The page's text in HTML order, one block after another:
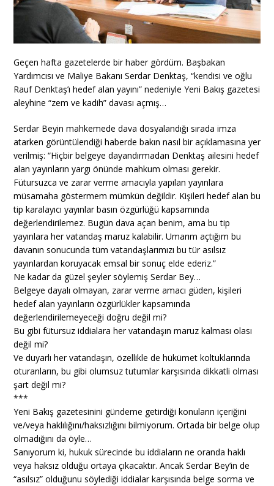
Geçen hafta gazetelerde bir haber gördüm. Başbakan
Yardımcısı ve Maliye Bakanı Serdar Denktaş, “kendisi ve oğlu
Rauf Denktaş’ı hedef alan yayını” nedeniyle Yeni Bakış gazetesi
aleyhine “zem ve kadih” davası açmış…
Serdar Beyin mahkemede dava dosyalandığı sırada imza
atarken görüntülendiği haberde bakın nasıl bir açıklamasına yer
verilmiş: “Hiçbir belgeye dayandırmadan Denktaş ailesini hedef
alan yayınların yargı önünde mahkum olması gerekir.
Fütursuzca ve zarar verme amacıyla yapılan yayınlara
müsamaha göstermem mümkün değildir. Kişileri hedef alan bu
tip karalayıcı yayınlar basın özgürlüğü kapsamında
değerlendirilemez. Bugün dava açan benim, ama bu tip
yayınlara her vatandaş maruz kalabilir. Umarım açtığım bu
davanın sonucunda tüm vatandaşlarımızı bu tür asılsız
yayınlardan koruyacak emsal bir sonuç elde ederiz.”
Ne kadar da güzel şeyler söylemiş Serdar Bey…
Belgeye dayalı olmayan, zarar verme amacı güden, kişileri
hedef alan yayınların özgürlükler kapsamında
değerlendirilemeyeceği doğru değil mi?
Bu gibi fütursuz iddialara her vatandaşın maruz kalması olası
değil mi?
Ve duyarlı her vatandaşın, özellikle de hükümet koltuklarında
oturanların, bu gibi olumsuz tutumlar karşısında dikkatli olması
şart değil mi?
***
Yeni Bakış gazetesinini gündeme getirdiği konuların içeriğini
ve/veya haklılığını/haksızlığını bilmiyorum. Ortada bir belge olup
olmadığını da öyle…
Sanıyorum ki, hukuk sürecinde bu iddiaların ne oranda haklı
veya haksız olduğu ortaya çıkacaktır. Ancak Serdar Bey’in de
“asılsız” olduğunu söylediği iddialar karşısında belge sorma ve